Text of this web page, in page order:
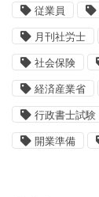
従業員
月刊社労士
社会保険
経済産業省
行政書士試験
開業準備